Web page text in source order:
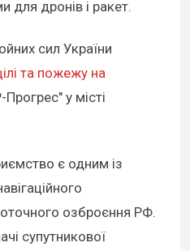
для дронів і ракет.
сил України
та пожежу на
Прогрес" у місті
є одним із
озброєння РФ.
супутникової